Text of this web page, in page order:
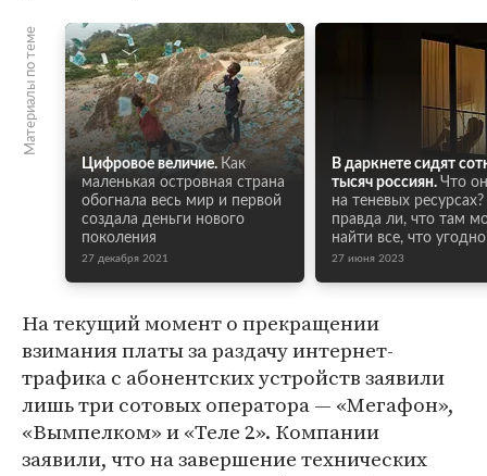
Материалы по теме
Цифровое величие. Как
маленькая островная страна
обогнала весь мир и первой
создала деньги нового
поколения
27 декабря 2021
В даркнете сидят
тысяч россиян. Что
на теневых
правда ли, что там
найти все, что
27 июня 2023
На текущий момент о прекращении
взимания платы за раздачу интернет-
трафика с абонентских устройств заявили
лишь три сотовых оператора — «Мегафон»,
«Вымпелком» и «Теле 2». Компании
заявили, что на завершение технических